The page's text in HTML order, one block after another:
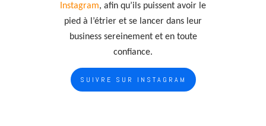
Instagram, afin qu’ils puissent avoir le
pied à l’étrier et se lancer dans leur
business sereinement et en toute
confiance.
SUIVRE SUR INSTAGRAM